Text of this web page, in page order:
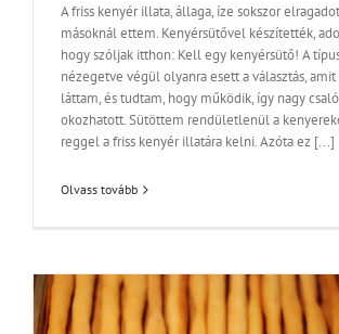
A friss kenyér illata, állaga, íze sokszor
másoknál ettem. Kenyérsütővel készítették,
hogy szóljak itthon: Kell egy kenyérsütő! A
nézegetve végül olyanra esett a választás,
láttam, és tudtam, hogy működik, így nagy
okozhatott. Sütöttem rendületlenül a
reggel a friss kenyér illatára kelni. Azóta ez [...]
Olvass tovább